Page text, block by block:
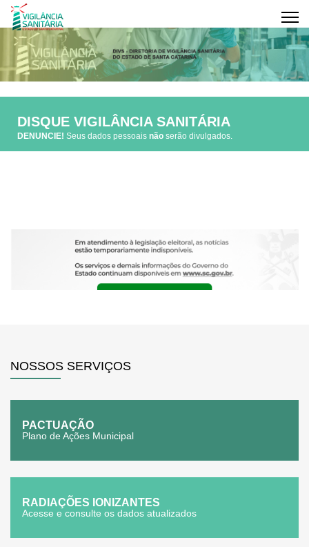
DISQUE VIGILÂNCIA SANITÁRIA
DENUNCIE! Seus dados pessoais não serão divulgados.
NOSSOS SERVIÇOS
PACTUAÇÃO
Plano de Ações Municipal
RADIAÇÕES IONIZANTES
Acesse e consulte os dados atualizados